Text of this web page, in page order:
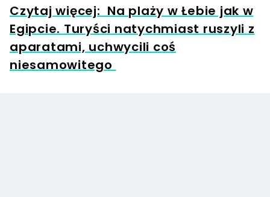
Czytaj więcej: Na plaży w Łebie jak w
Egipcie. Turyści natychmiast ruszyli z
aparatami, uchwycili coś
niesamowitego